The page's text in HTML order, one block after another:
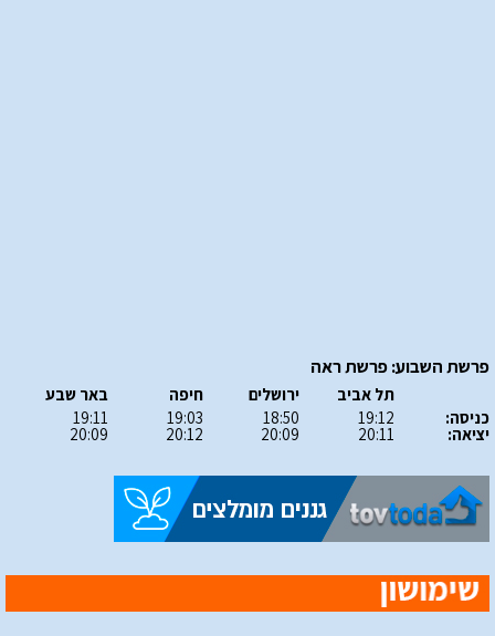
פרשת השבוע: פרשת ראה
כניסה:
יציאה:
תל אביב
19:12
20:11
ירושלים
18:50
20:09
חיפה
19:03
20:12
באר שבע
19:11
20:09